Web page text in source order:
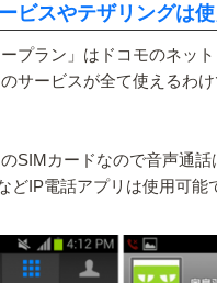
ビスやテザリングは使
プラン」はドコモのネッ
サービスが全て使えるわけ
SIMカードなので音声通話
どIP電話アプリは使用可能